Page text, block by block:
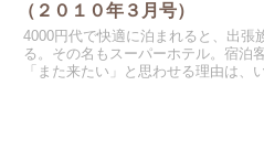
（２０１０年３月号）
4000円代で快適に泊まれると、出張
る。その名もスーパーホテル。宿泊
「また来たい」と思わせる理由は、